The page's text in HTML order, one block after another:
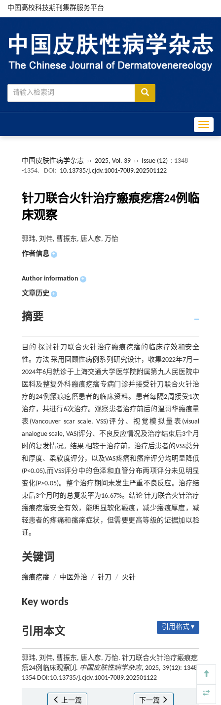
中国高校科技期刊集群服务平台
中国皮肤性病学杂志 ›› 2025, Vol. 39 ›› Issue (12) : 1348
-1354.
DOI: 10.13735/j.cjdv.1001-7089.202501122
针刀联合火针治疗瘢痕疙瘩24例临
床观察
郭玮, 刘伟, 曹振东, 唐人彦, 万怡
作者信息 +
Author information +
文章历史 +
摘要
目的 探讨针刀联合火针治疗瘢痕疙瘩的临床疗效和安全
性。方法 采用回顾性病例系列研究设计，收集2022年7月—
2024年6月就诊于上海交通大学医学院附属第九人民医院中
医科及整复外科瘢痕疙瘩专病门诊并接受针刀联合火针治
疗的24例瘢痕疙瘩患者的临床资料。患者每隔2周接受1次
治疗，共进行6次治疗。观察患者治疗前后的温哥华瘢痕量
表(Vancouver scar scale, VSS)评分、视觉模拟量表(visual
analogue scale, VAS)评分、不良反应情况及治疗结束后3个月
时的复发情况。结果 相较于治疗前，治疗后患者的VSS总分
和厚度、柔软度评分，以及VAS疼痛和瘙痒评分均明显降低
(P<0.05),而VSS评分中的色泽和血管分布两项评分未见明显
变化(P>0.05)。整个治疗期间未发生严重不良反应。治疗结
束后3个月时的总复发率为16.67%。结论 针刀联合火针治疗
瘢痕疙瘩安全有效，能明显软化瘢痕，减少瘢痕厚度，减
轻患者的疼痛和瘙痒症状，但需要更高等级的证据加以验
证。
关键词
瘢痕疙瘩 / 中医外治 / 针刀 / 火针
Key words
引用本文 引用格式 ▾
郭玮, 刘伟, 曹振东, 唐人彦, 万怡. 针刀联合火针治疗瘢痕疙
瘩24例临床观察[J]. 中国皮肤性病学杂志, 2025, 39(12): 1348-
1354 DOI:10.13735/j.cjdv.1001-7089.202501122
上一篇 下一篇